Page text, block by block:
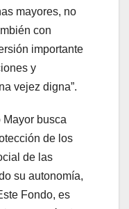
mayores, no
con
importante
y
vejez digna”.
busca
de los
de las
su autonomía,
Fondo, es